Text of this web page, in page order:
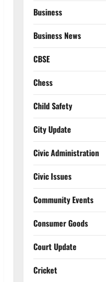
Business
Business News
CBSE
Chess
Child Safety
City Update
Civic Administration
Civic Issues
Community Events
Consumer Goods
Court Update
Cricket